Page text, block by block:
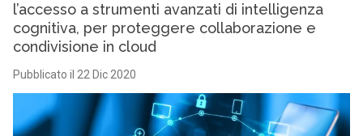
l’accesso a strumenti avanzati di intelligenza
cognitiva, per proteggere collaborazione e
condivisione in cloud
Pubblicato il 22 Dic 2020